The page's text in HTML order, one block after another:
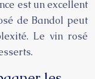
est un excellent
de Bandol peut
Le vin rosé